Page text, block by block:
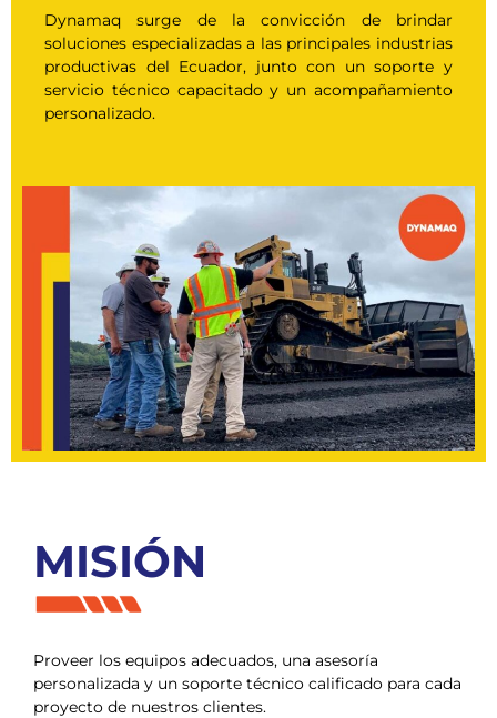
Dynamaq surge de la convicción de brindar
soluciones especializadas a las principales industrias
productivas del Ecuador, junto con un soporte y
servicio técnico capacitado y un acompañamiento
personalizado.
MISIÓN
Proveer los equipos adecuados, una asesoría
personalizada y un soporte técnico calificado para cada
proyecto de nuestros clientes.